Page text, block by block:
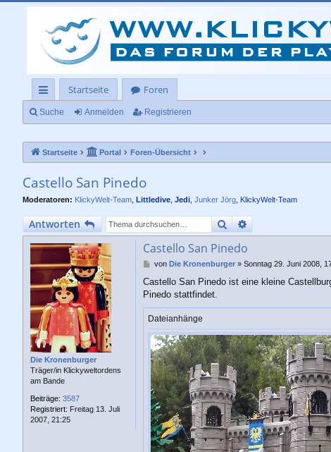
ch
llz
ug
rif
f
Startseite
Foren
Suche Anmelden Registrieren
Startseite Portal Foren-Übersicht
Castello San Pinedo
Moderatoren: KlickyWelt-Team Littledive Jedi Junker Jörg KlickyWelt-Team
Antworten SucheErweiterte Suche
Die Kronenburger
Träger/in Klickyweltordens
am Bande
Beiträge: 3587
Registriert: Freitag 13. Juli
2007, 21:25
Castello San Pinedo
B
i
t
a
von Die Kronenburger» Sonntag 29. Juni 2008,
Castello San Pinedo ist eine kleine
Pinedo stattfindet.
Dateianhänge